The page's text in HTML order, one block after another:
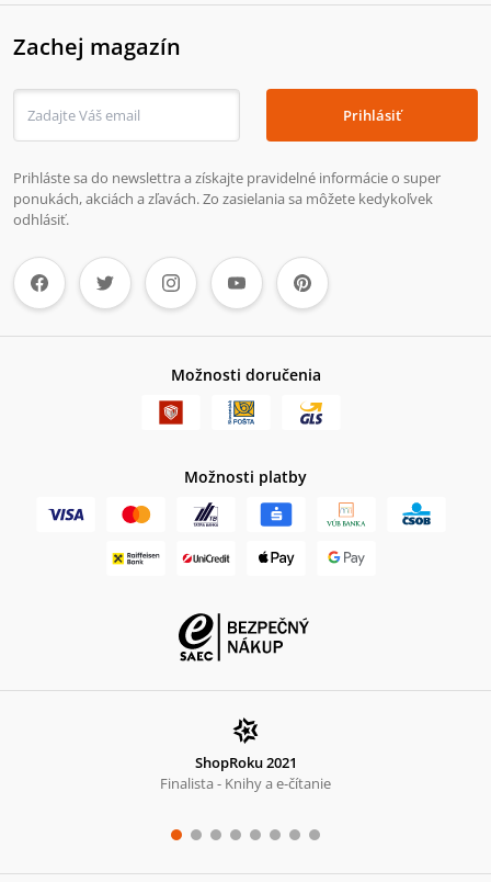
Zachej magazín
Prihlásiť
Prihláste sa do newslettra a získajte pravidelné informácie o super
ponukách, akciách a zľavách. Zo zasielania sa môžete kedykoľvek
odhlásiť.
Možnosti doručenia
Možnosti platby
ShopRoku 2021
Finalista - Knihy a e-čítanie